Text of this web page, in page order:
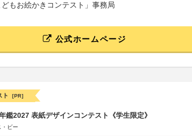
どもお絵かきコンテスト」事務局
公式ホームページ
ト [PR]
鑑2027 表紙デザインコンテスト《学生限定》
・ビー